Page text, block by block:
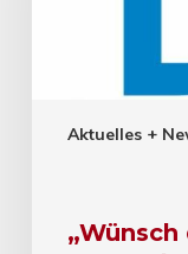
Aktuelles +